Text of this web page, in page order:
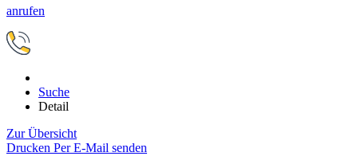
anrufen
Suche
Detail
Zur Übersicht
Drucken Per E-Mail senden